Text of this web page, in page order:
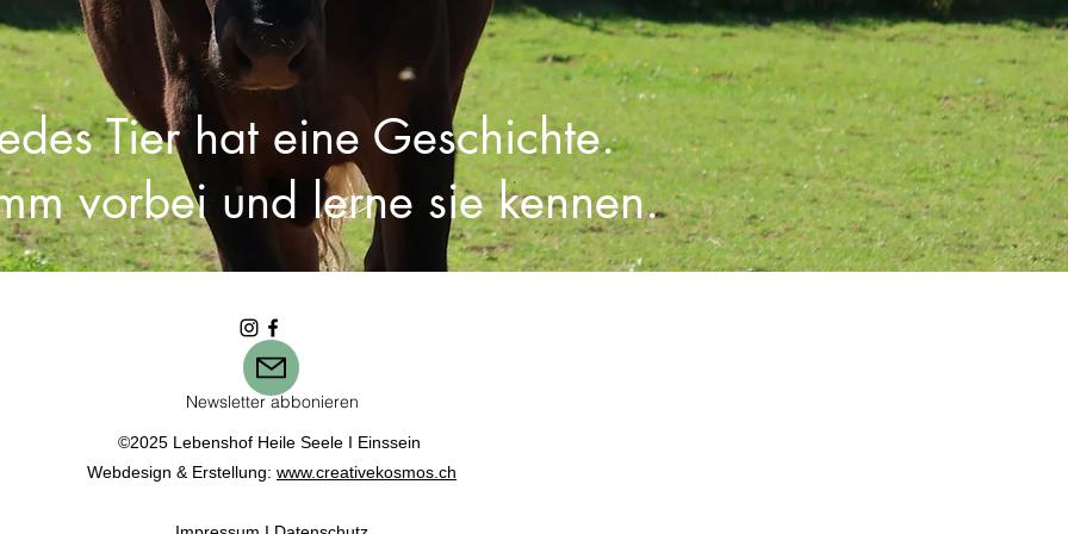
Tier hat eine Geschichte.
vorbei und lerne sie kennen.
Newsletter abbonieren
©2025 Lebenshof Heile Seele I Einssein
​Webdesign & Erstellung: www.creativekosmos.ch